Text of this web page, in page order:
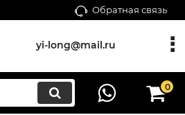
Обратная связь
yi-long@mail.ru
0